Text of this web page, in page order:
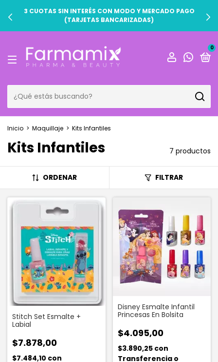
3 CUOTAS SIN INTERÉS CON MODO Y MERCADO PAGO
(TARJETAS BANCARIZADAS)
0
Inicio > Maquillaje > Kits Infantiles
Kits Infantiles 7 productos
ORDENAR FILTRAR
Stitch Set Esmalte +
Labial
$7.878,00
$7.484,10 con
Disney Esmalte Infantil
Princesas En Bolsita
$4.095,00
$3.890,25 con
Transferencia o